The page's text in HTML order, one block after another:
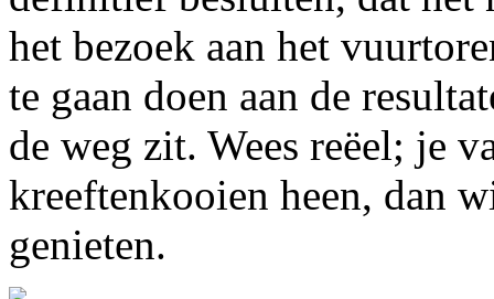
het bezoek aan het
te gaan doen aan de
de weg zit. Wees reëel; je
kreeftenkooien heen, dan
genieten.